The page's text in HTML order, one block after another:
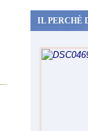
IL PERCHÈ